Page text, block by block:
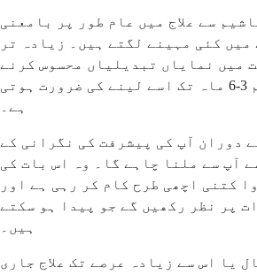
سے علاج میں عام طور پر بامعنی
میں کئی مہینے لگتے ہیں۔ زیادہ تر
میں نمایاں تبدیلیاں محسوس کرنے
سے پہلے کم از کم 3-6 ماہ تک اسے لینے کی ضرورت ہوتی
ہے۔
دوران آپ کی پیشرفت کی نگرانی کے
آپ سے ملنا چاہے گا۔ وہ اس بات کی
کتنی اچھی طرح کام کر رہی ہے اور
پر نظر رکھیں گے جو پیدا ہو سکتے
ہیں۔
یا اس سے زیادہ عرصے تک علاج جاری